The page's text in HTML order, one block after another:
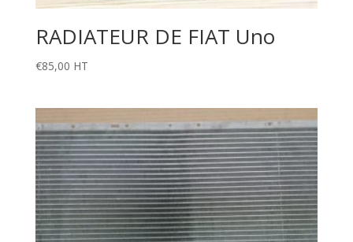
RADIATEUR DE FIAT Uno
€85,00 HT